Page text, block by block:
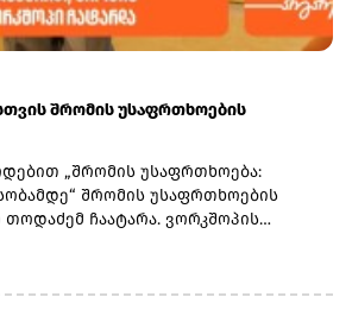
შრომის უსაფრთხოების
„შრომის უსაფრთხოება:
შრომის უსაფრთხოების
თოდაძემ ჩაატარა. ვორკშოპის
იქცევა უსაფრთხოების
ბიზნესის მდგრადი